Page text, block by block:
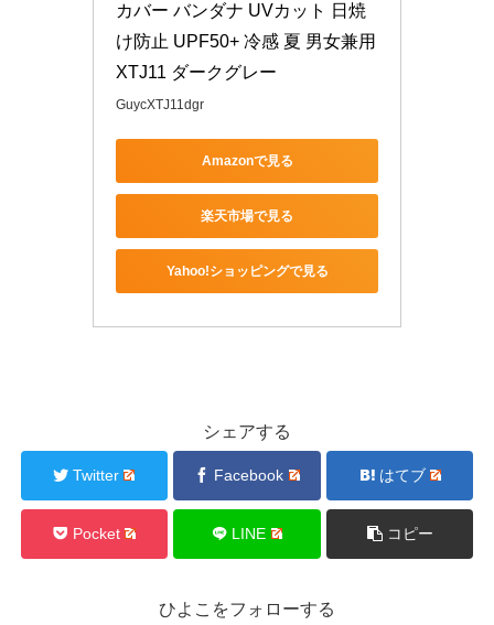
カバー バンダナ UVカット 日焼
け防止 UPF50+ 冷感 夏 男女兼用
XTJ11 ダークグレー
GuycXTJ11dgr
Amazonで見る
楽天市場で見る
Yahoo!ショッピングで見る
シェアする
Twitter Facebook はてブ
Pocket LINE コピー
ひよこをフォローする